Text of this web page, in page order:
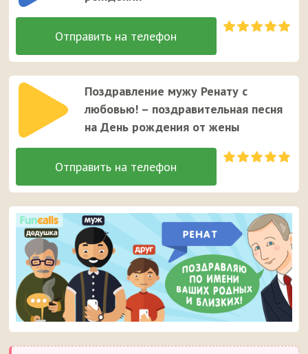
Поздравление мужу Ренату с
любовью! – поздравительная песня
на День рождения от жены